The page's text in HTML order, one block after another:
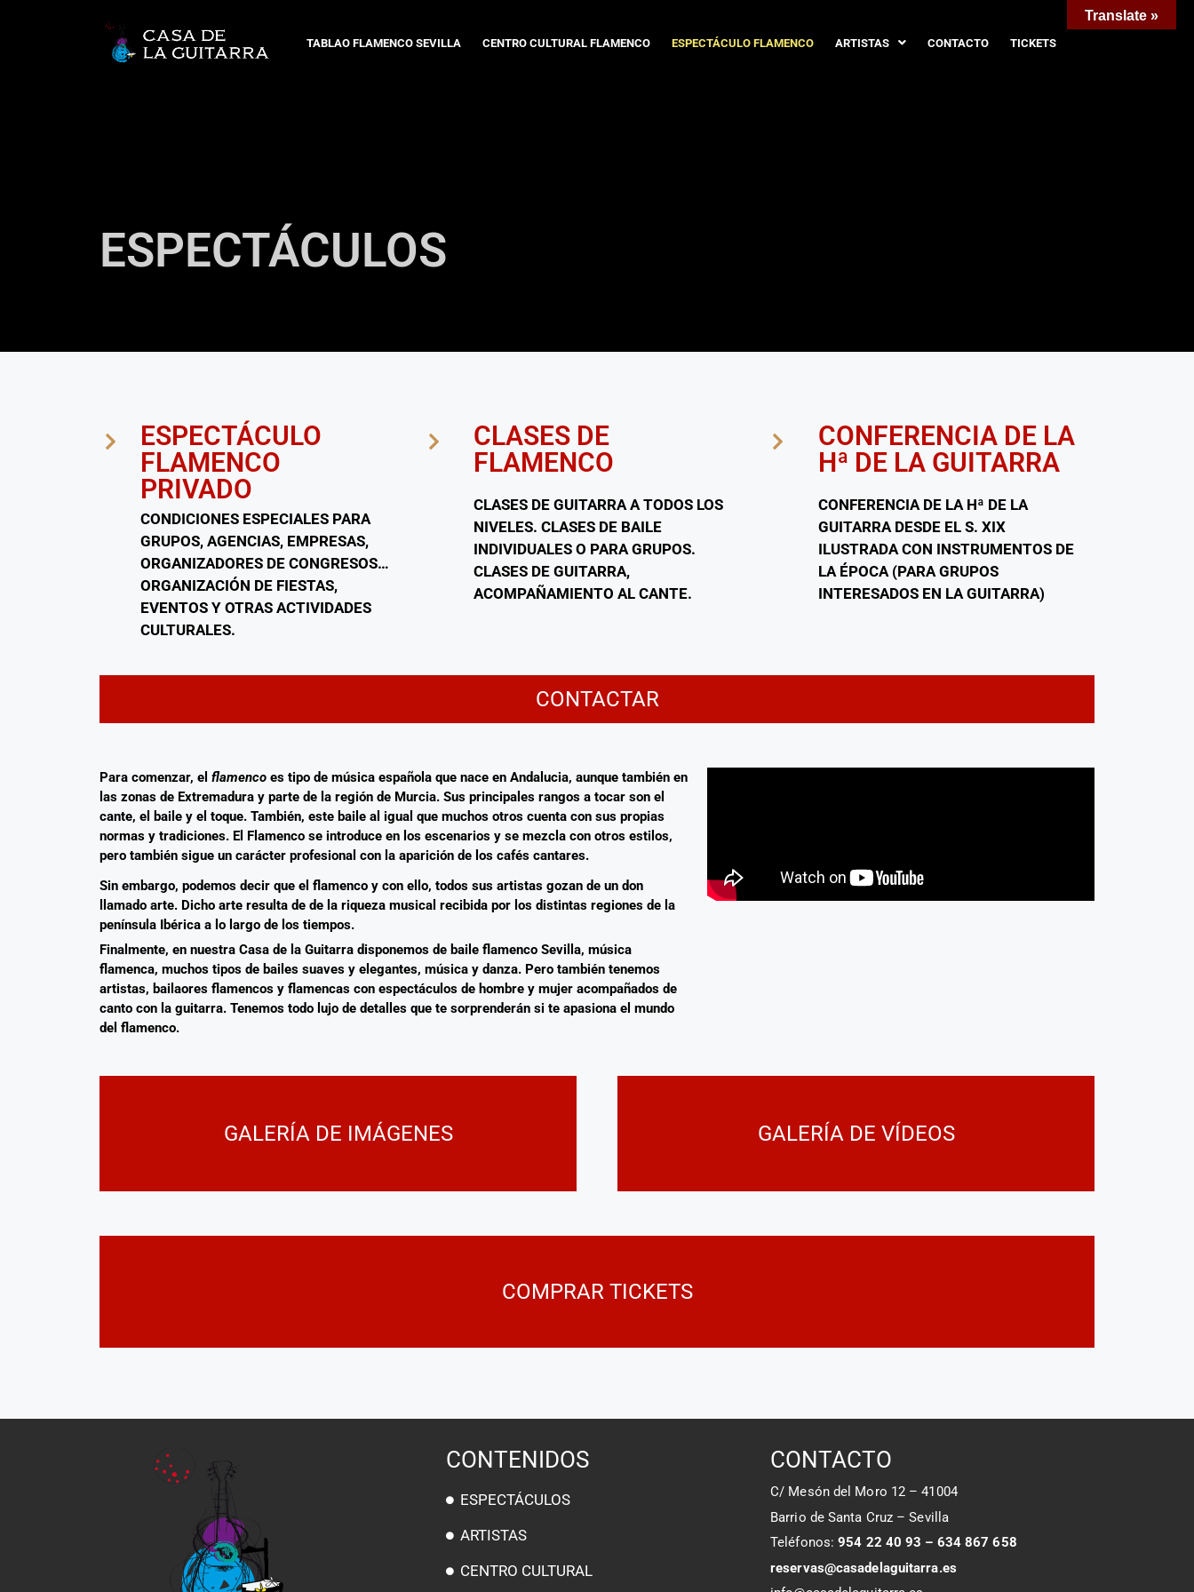
TABLAO FLAMENCO SEVILLA CENTRO CULTURAL FLAMENCO ESPECTÁCULO FLAMENCO ARTISTAS CONTACTO TICKETS
ESPECTÁCULOS
ESPECTÁCULO
FLAMENCO
PRIVADO
CONDICIONES ESPECIALES PARA
GRUPOS, AGENCIAS, EMPRESAS,
ORGANIZADORES DE CONGRESOS…
ORGANIZACIÓN DE FIESTAS,
EVENTOS Y OTRAS ACTIVIDADES
CULTURALES.
CLASES DE
FLAMENCO
CLASES DE GUITARRA A TODOS LOS
NIVELES. CLASES DE BAILE
INDIVIDUALES O PARA GRUPOS.
CLASES DE GUITARRA,
ACOMPAÑAMIENTO AL CANTE.
CONFERENCIA DE LA
Hª DE LA GUITARRA
CONFERENCIA DE LA Hª DE LA
GUITARRA DESDE EL S. XIX
ILUSTRADA CON INSTRUMENTOS DE
LA ÉPOCA (PARA GRUPOS
INTERESADOS EN LA GUITARRA)
CONTACTAR
Para comenzar, el flamenco es tipo de música española que nace en Andalucia, aunque también en
las zonas de Extremadura y parte de la región de Murcia. Sus principales rangos a tocar son el
cante, el baile y el toque. También, este baile al igual que muchos otros cuenta con sus propias
normas y tradiciones. El Flamenco se introduce en los escenarios y se mezcla con otros estilos,
pero también sigue un carácter profesional con la aparición de los cafés cantares.
Sin embargo, podemos decir que el flamenco y con ello, todos sus artistas gozan de un don
llamado arte. Dicho arte resulta de de la riqueza musical recibida por los distintas regiones de la
península Ibérica a lo largo de los tiempos.
Finalmente, en nuestra Casa de la Guitarra disponemos de baile flamenco Sevilla, música
flamenca, muchos tipos de bailes suaves y elegantes, música y danza. Pero también tenemos
artistas, bailaores flamencos y flamencas con espectáculos de hombre y mujer acompañados de
canto con la guitarra. Tenemos todo lujo de detalles que te sorprenderán si te apasiona el mundo
del flamenco.
GALERÍA DE IMÁGENES GALERÍA DE VÍDEOS
COMPRAR TICKETS
CONTENIDOS
ESPECTÁCULOS
ARTISTAS
CENTRO CULTURAL
CONTACTO
C/ Mesón del Moro 12 – 41004
Barrio de Santa Cruz – Sevilla
Teléfonos:954 22 40 93 – 634 867 658
reservas@casadelaguitarra.es
Translate »